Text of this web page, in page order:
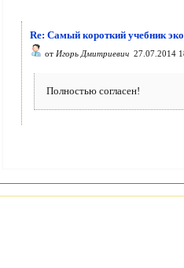
Re: Самый короткий учебник
от Игорь Дмитриевич 27.07.2014
Полностью согласен!